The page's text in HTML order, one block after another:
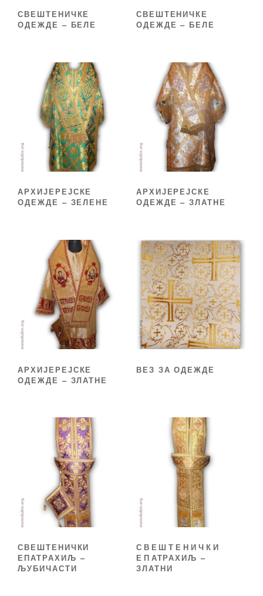
СВЕШТЕНИЧКЕ
ОДЕЖДЕ – БЕЛЕ
СВЕШТЕНИЧКЕ
ОДЕЖДЕ – БЕЛЕ
АРХИЈЕРЕЈСКЕ
ОДЕЖДЕ – ЗЕЛЕНЕ
АРХИЈЕРЕЈСКЕ
ОДЕЖДЕ – ЗЛАТНЕ
АРХИЈЕРЕЈСКЕ
ОДЕЖДЕ – ЗЛАТНЕ
ВЕЗ ЗА ОДЕЖДЕ
СВЕШТЕНИЧКИ
ЕПАТРАХИЉ –
ЉУБИЧАСТИ
СВЕШТЕНИЧКИ
ЕПАТРАХИЉ –
ЗЛАТНИ